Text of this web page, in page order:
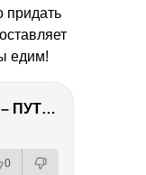
придать
едим!
СЕВЕРНАЯ ОСЕТИЯ – ПУТЕШЕСТВИЕ НА КАВКАЗ часть 4
0